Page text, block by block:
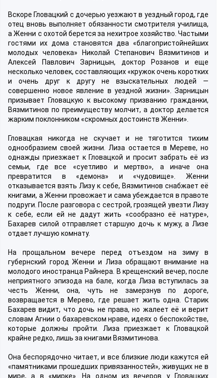
Вскоре Гловацкий с дочерью уезжают в уездный город, где
отец вновь выполняет обязанности смотрителя училища,
а Женни с охотой берется за нехитрое хозяйство. Частыми
гостями их дома становятся два «благопристойнейших
молодых человека» Николай Степанович Вязмитинов и
Алексей Павлович Зарницын, доктор Розанов и еще
несколько человек, составляющих «кружок очень коротких
и очень друг к другу не взыскательных людей —
совершенно новое явление в уездной жизни». Зарницын
призывает Гловацкую к высокому призванию гражданки,
Вязмитинов по преимуществу молчит, а доктор делается
жарким поклонником «скромных достоинств Женни».
Гловацкая никогда не скучает и не тяготится тихим
однообразием своей жизни. Лиза остается в Мереве, но
однажды приезжает к Гловацкой и просит забрать её из
семьи, где все «суетливо и мертво», а иначе она
превратится в «демона» и «чудовище». Женни
отказывается взять Лизу к себе, Вязмитинов снабжает её
книгами, а Женни провожает и сама убеждается в правоте
подруги. После разговора с сестрой, грозящей увезти Лизу
к себе, если ей не дадут жить «сообразно её натуре»,
Бахарев силой отправляет старшую дочь к мужу, а Лизе
отдает лучшую комнату.
На прощальном вечере перед отъездом на зиму в
губернский город Женни и Лиза обращают внимание на
молодого иностранца Райнера. В крещенский вечер, после
неприятного эпизода на бале, когда Лиза вступилась за
честь Женни, она, чуть не замерзнув по дороге,
возвращается в Мерево, где решает жить одна. Старик
Бахарев видит, что дочь не права, но жалеет её и верит
словам Агнии о бахаревском нраве, идеях о беспокойстве,
которые должны пройти. Лиза приезжает к Гловацкой
крайне редко, лишь за книгами Вязмитинова.
Она беспорядочно читает, и все близкие люди кажутся ей
«памятниками прошедших привязанностей», живущих не в
мире, а в «мирке». На одном из вечеров у Гловацких